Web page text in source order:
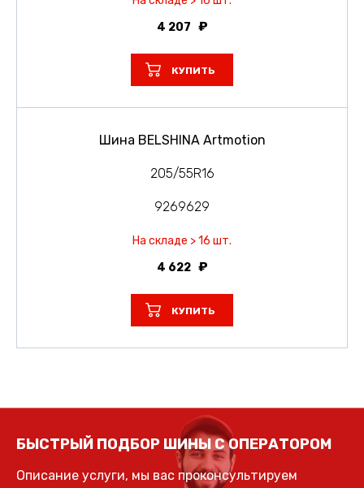
4 207
КУПИТЬ
Шина BELSHINA Artmotion
205/55R16
9269629
На складе > 16 шт.
4 622
КУПИТЬ
БЫСТРЫЙ ПОДБОР ШИНЫ С ОПЕРАТОРОМ
Описание услуги, мы вас проконсультируем